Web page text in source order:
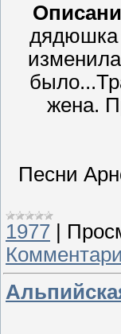
дядюшка
жена.
Песни
1977 |